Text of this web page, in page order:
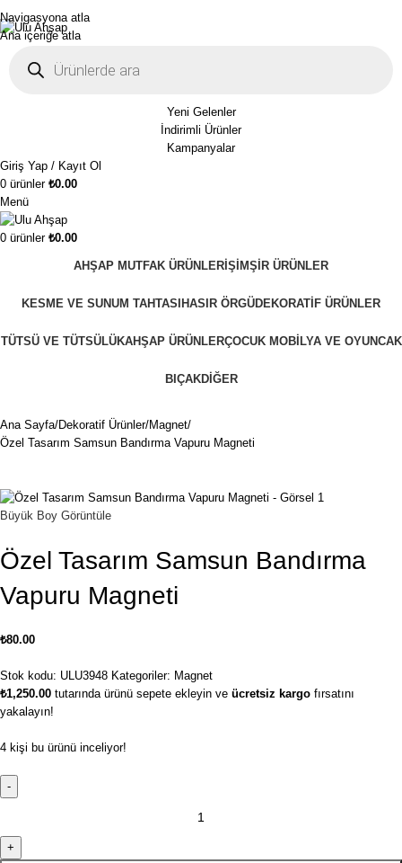
Navigasyona atla
Ana içeriğe atla
Yeni Gelenler
İndirimli Ürünler
Kampanyalar
Giriş Yap / Kayıt Ol
0 ürünler ₺0.00
Menü
0 ürünler ₺0.00
AHŞAP MUTFAK ÜRÜNLERI ŞIMŞIR ÜRÜNLER
KESME VE SUNUM TAHTASI HASIR ÖRGÜDEKORATIF ÜRÜNLER
TÜTSÜ VE TÜTSÜLÜKAHŞAP ÜRÜNLERÇOCUK MOBILYA VE OYUNCAK
BIÇAKDIĞER
Ana Sayfa Dekoratif Ürünler Magnet
Özel Tasarım Samsun Bandırma Vapuru Magneti
Büyük Boy Görüntüle
Özel Tasarım Samsun Bandırma
Vapuru Magneti
₺80.00
Stok kodu: ULU3948 Kategoriler: Magnet
₺1,250.00 tutarında ürünü sepete ekleyin ve ücretsiz kargo fırsatını
yakalayın!
4 kişi bu ürünü inceliyor!